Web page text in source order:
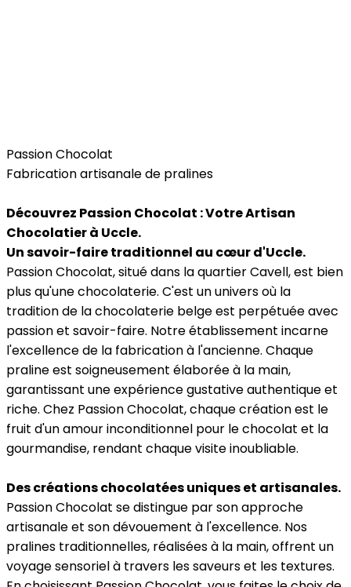
Passion Chocolat
Fabrication artisanale de pralines
Découvrez Passion Chocolat : Votre Artisan
Chocolatier à Uccle.
Un savoir-faire traditionnel au cœur d'Uccle.
Passion Chocolat, situé dans la quartier Cavell, est bien
plus qu'une chocolaterie. C'est un univers où la
tradition de la chocolaterie belge est perpétuée avec
passion et savoir-faire. Notre établissement incarne
l'excellence de la fabrication à l'ancienne. Chaque
praline est soigneusement élaborée à la main,
garantissant une expérience gustative authentique et
riche. Chez Passion Chocolat, chaque création est le
fruit d'un amour inconditionnel pour le chocolat et la
gourmandise, rendant chaque visite inoubliable.
Des créations chocolatées uniques et artisanales.
Passion Chocolat se distingue par son approche
artisanale et son dévouement à l'excellence. Nos
pralines traditionnelles, réalisées à la main, offrent un
voyage sensoriel à travers les saveurs et les textures.